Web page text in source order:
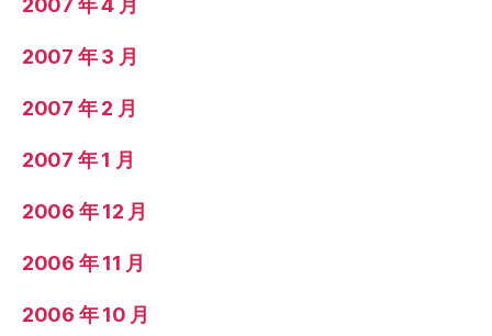
2007 年 3 月
2007 年 2 月
2007 年 1 月
2006 年 12 月
2006 年 11 月
2006 年 10 月